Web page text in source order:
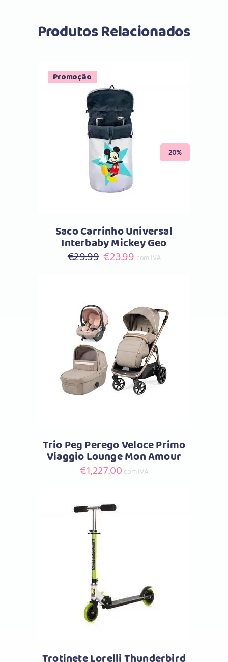
Produtos Relacionados
Promoção
20%
Comprar
Saco Carrinho Universal
Interbaby Mickey Geo
€29.99 O
€29.99.
€23.99O
€23.99.
com IVA
Comprar
Trio Peg Perego Veloce Primo
Viaggio Lounge Mon Amour
€1,227.00 com IVA